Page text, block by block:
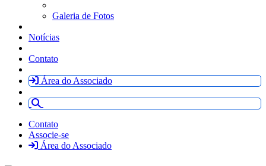
Galeria de Fotos
Notícias
Contato
Área do Associado
Contato
Associe-se
Área do Associado